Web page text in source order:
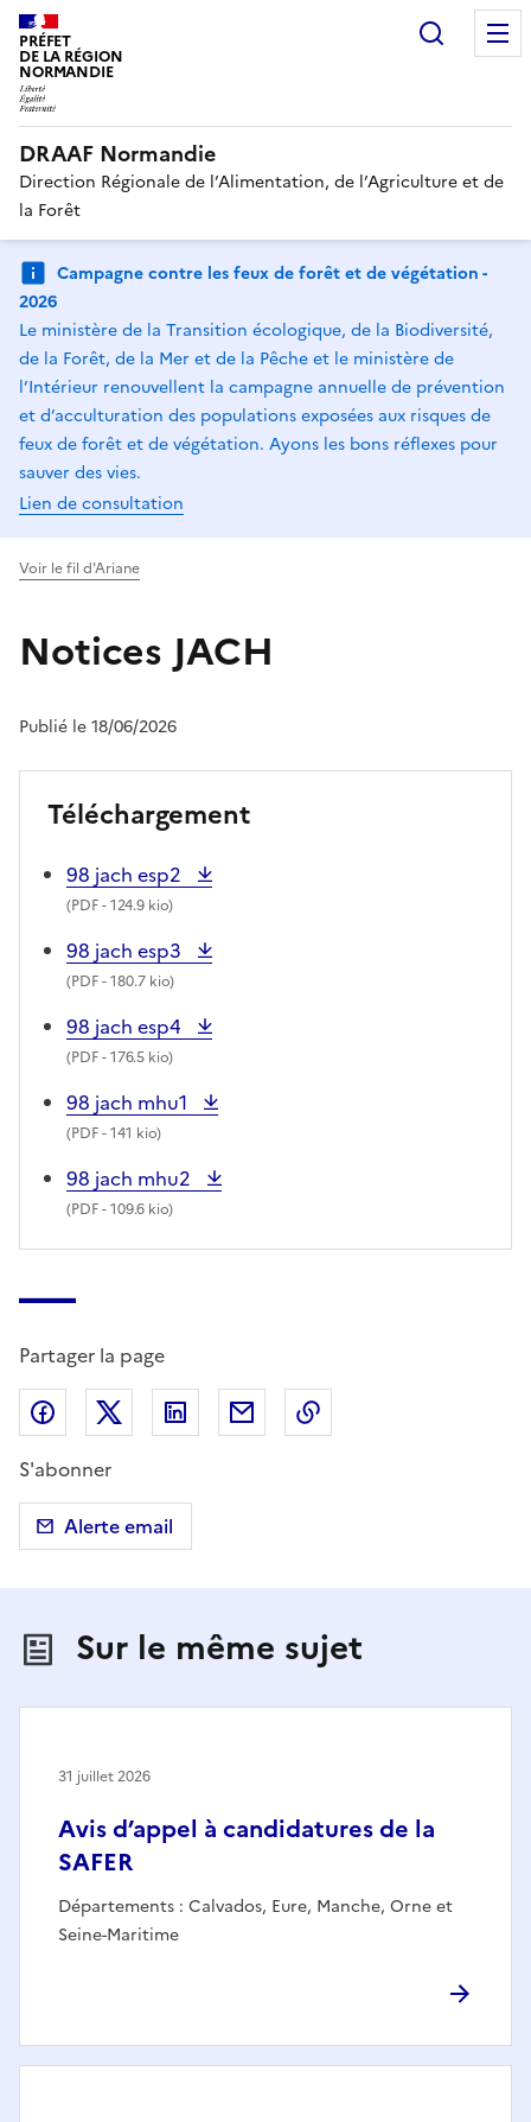
PRÉFET
DE LA RÉGION
NORMANDIE
DRAAF Normandie
Direction Régionale de l’Alimentation, de l’Agriculture et de
la Forêt
Campagne contre les feux de forêt et de végétation -
2026
Le ministère de la Transition écologique, de la Biodiversité,
de la Forêt, de la Mer et de la Pêche et le ministère de
l’Intérieur renouvellent la campagne annuelle de prévention
et d’acculturation des populations exposées aux risques de
feux de forêt et de végétation. Ayons les bons réflexes pour
sauver des vies.
Lien de consultation
Voir le fil d'Ariane
Notices JACH
Publié le 18/06/2026
Téléchargement
98 jach esp2
(PDF- 124.9 kio)
98 jach esp3
(PDF- 180.7 kio)
98 jach esp4
(PDF- 176.5 kio)
98 jach mhu1
(PDF- 141 kio)
98 jach mhu2
(PDF- 109.6 kio)
Partager la page
Partager sur Facebook
Partager sur X (anciennement Twitter)
Partager sur LinkedIn
Partager par email
S'abonner
Alerte email
Sur le même sujet
Avis d’appel à candidatures de la
SAFER
Départements : Calvados, Eure, Manche, Orne et
Seine-Maritime
31 juillet 2026